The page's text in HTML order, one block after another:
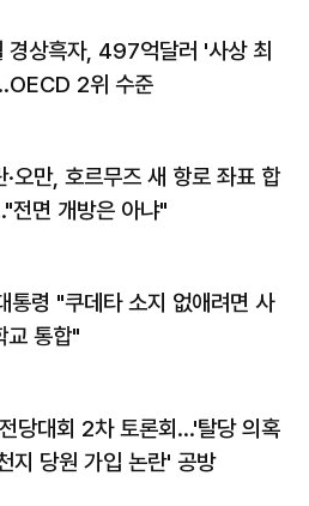
경상흑자, 497억달러 '사상 최
2위 수준
·오만, 호르무즈 새 항로 좌표 합
전면 개방은 아냐"
통령 "쿠데타 소지 없애려면 사
교 통합"
당대회 2차 토론회…'탈당 의혹
지 당원 가입 논란' 공방